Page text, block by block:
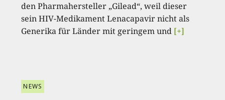
den Pharmahersteller „Gilead“, weil dieser
sein HIV-Medikament Lenacapavir nicht als
Generika für Länder mit geringem und [+]
NEWS